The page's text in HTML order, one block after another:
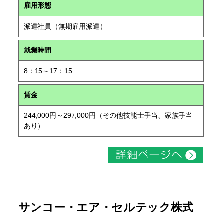
雇用形態
派遣社員（無期雇用派遣）
就業時間
8：15～17：15
賃金
244,000円～297,000円（その他技能士手当、家族手当
あり）
サンコー・エア・セルテック株式